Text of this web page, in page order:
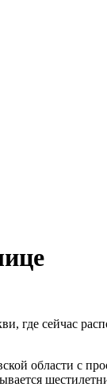
где сейчас
области с